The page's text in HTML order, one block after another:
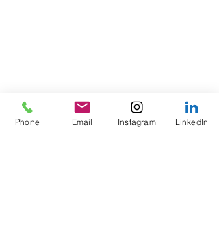
Phone Email Instagram LinkedIn